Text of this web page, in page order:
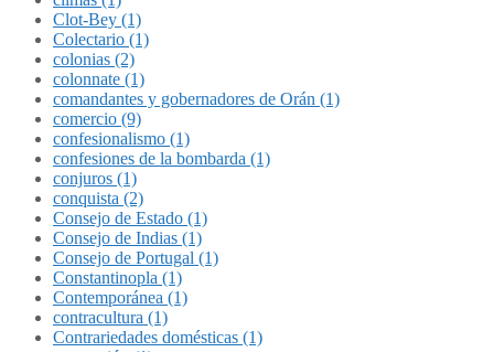
Clot-Bey (1)
Colectario (1)
colonias (2)
colonnate (1)
comandantes y gobernadores de Orán (1)
comercio (9)
confesionalismo (1)
confesiones de la bombarda (1)
conjuros (1)
conquista (2)
Consejo de Estado (1)
Consejo de Indias (1)
Consejo de Portugal (1)
Constantinopla (1)
Contemporánea (1)
contracultura (1)
Contrariedades domésticas (1)